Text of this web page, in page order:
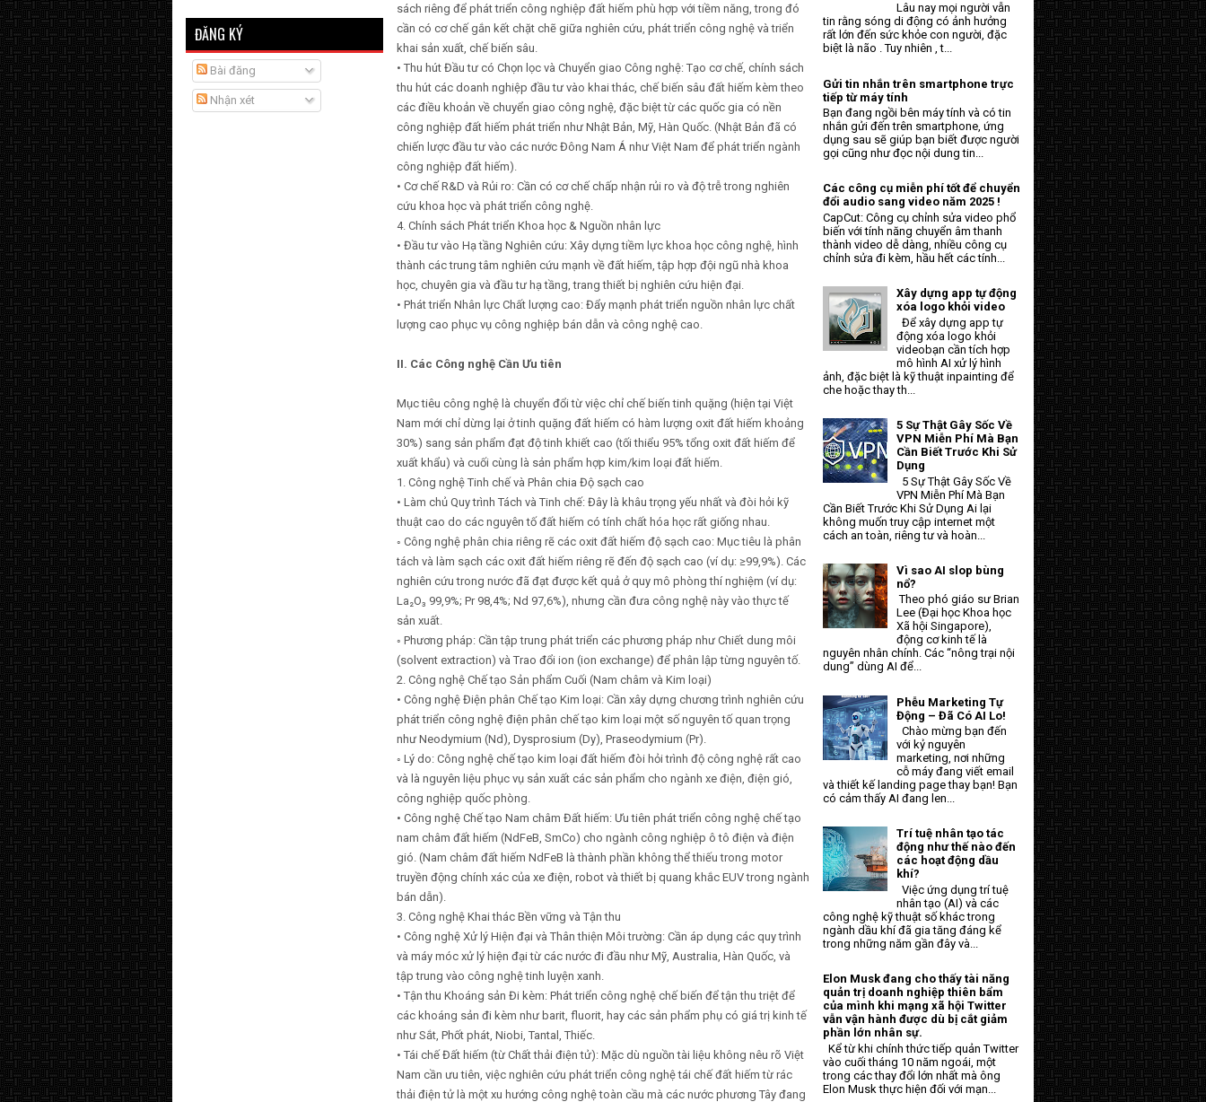
sách riêng để phát triển công nghiệp đất hiếm phù hợp với tiềm năng, trong đó
cần có cơ chế gắn kết chặt chẽ giữa nghiên cứu, phát triển công nghệ và triển
khai sản xuất, chế biến sâu.
• Thu hút Đầu tư có Chọn lọc và Chuyển giao Công nghệ: Tạo cơ chế, chính sách
thu hút các doanh nghiệp đầu tư vào khai thác, chế biến sâu đất hiếm kèm theo
các điều khoản về chuyển giao công nghệ, đặc biệt từ các quốc gia có nền
công nghiệp đất hiếm phát triển như Nhật Bản, Mỹ, Hàn Quốc. (Nhật Bản đã có
chiến lược đầu tư vào các nước Đông Nam Á như Việt Nam để phát triển ngành
công nghiệp đất hiếm).
• Cơ chế R&D và Rủi ro: Cần có cơ chế chấp nhận rủi ro và độ trễ trong nghiên
cứu khoa học và phát triển công nghệ.
4. Chính sách Phát triển Khoa học & Nguồn nhân lực
• Đầu tư vào Hạ tầng Nghiên cứu: Xây dựng tiềm lực khoa học công nghệ, hình
thành các trung tâm nghiên cứu mạnh về đất hiếm, tập hợp đội ngũ nhà khoa
học, chuyên gia và đầu tư hạ tầng, trang thiết bị nghiên cứu hiện đại.
• Phát triển Nhân lực Chất lượng cao: Đẩy mạnh phát triển nguồn nhân lực chất
lượng cao phục vụ công nghiệp bán dẫn và công nghệ cao.
II. Các Công nghệ Cần Ưu tiên
Mục tiêu công nghệ là chuyển đổi từ việc chỉ chế biến tinh quặng (hiện tại Việt
Nam mới chỉ dừng lại ở tinh quặng đất hiếm có hàm lượng oxit đất hiếm khoảng
30%) sang sản phẩm đạt độ tinh khiết cao (tối thiểu 95% tổng oxit đất hiếm để
xuất khẩu) và cuối cùng là sản phẩm hợp kim/kim loại đất hiếm.
1. Công nghệ Tinh chế và Phân chia Độ sạch cao
• Làm chủ Quy trình Tách và Tinh chế: Đây là khâu trọng yếu nhất và đòi hỏi kỹ
thuật cao do các nguyên tố đất hiếm có tính chất hóa học rất giống nhau.
◦ Công nghệ phân chia riêng rẽ các oxit đất hiếm độ sạch cao: Mục tiêu là phân
tách và làm sạch các oxit đất hiếm riêng rẽ đến độ sạch cao (ví dụ: ≥99,9%). Các
nghiên cứu trong nước đã đạt được kết quả ở quy mô phòng thí nghiệm (ví dụ:
La₂O₃ 99,9%; Pr 98,4%; Nd 97,6%), nhưng cần đưa công nghệ này vào thực tế
sản xuất.
◦ Phương pháp: Cần tập trung phát triển các phương pháp như Chiết dung môi
(solvent extraction) và Trao đổi ion (ion exchange) để phân lập từng nguyên tố.
2. Công nghệ Chế tạo Sản phẩm Cuối (Nam châm và Kim loại)
• Công nghệ Điện phân Chế tạo Kim loại: Cần xây dựng chương trình nghiên cứu
phát triển công nghệ điện phân chế tạo kim loại một số nguyên tố quan trọng
như Neodymium (Nd), Dysprosium (Dy), Praseodymium (Pr).
◦ Lý do: Công nghệ chế tạo kim loại đất hiếm đòi hỏi trình độ công nghệ rất cao
và là nguyên liệu phục vụ sản xuất các sản phẩm cho ngành xe điện, điện gió,
công nghiệp quốc phòng.
• Công nghệ Chế tạo Nam châm Đất hiếm: Ưu tiên phát triển công nghệ chế tạo
nam châm đất hiếm (NdFeB, SmCo) cho ngành công nghiệp ô tô điện và điện
gió. (Nam châm đất hiếm NdFeB là thành phần không thể thiếu trong motor
truyền động chính xác của xe điện, robot và thiết bị quang khắc EUV trong ngành
bán dẫn).
3. Công nghệ Khai thác Bền vững và Tận thu
• Công nghệ Xử lý Hiện đại và Thân thiện Môi trường: Cần áp dụng các quy trình
và máy móc xử lý hiện đại từ các nước đi đầu như Mỹ, Australia, Hàn Quốc, và
tập trung vào công nghệ tinh luyện xanh.
• Tận thu Khoáng sản Đi kèm: Phát triển công nghệ chế biến để tận thu triệt để
các khoáng sản đi kèm như barit, fluorit, hay các sản phẩm phụ có giá trị kinh tế
như Sắt, Phốt phát, Niobi, Tantal, Thiếc.
• Tái chế Đất hiếm (từ Chất thải điện tử): Mặc dù nguồn tài liệu không nêu rõ Việt
Nam cần ưu tiên, việc nghiên cứu phát triển công nghệ tái chế đất hiếm từ rác
thải điện tử là một xu hướng công nghệ toàn cầu mà các nước phương Tây đang
ĐĂNG KÝ
Bài đăng
Nhận xét
Lâu nay mọi người vẫn
tin rằng sóng di động có ảnh hưởng
rất lớn đến sức khỏe con người, đặc
biệt là não . Tuy nhiên , t...
Gửi tin nhắn trên smartphone trực
tiếp từ máy tính
Bạn đang ngồi bên máy tính và có tin
nhắn gửi đến trên smartphone, ứng
dụng sau sẽ giúp bạn biết được người
gọi cũng như đọc nội dung tin...
Các công cụ miễn phí tốt để chuyển
đổi audio sang video năm 2025 !
CapCut: Công cụ chỉnh sửa video phổ
biến với tính năng chuyển âm thanh
thành video dễ dàng, nhiều công cụ
chỉnh sửa đi kèm, hầu hết các tính...
Xây dựng app tự động
xóa logo khỏi video
Để xây dựng app tự
động xóa logo khỏi
videobạn cần tích hợp
mô hình AI xử lý hình
ảnh, đặc biệt là kỹ thuật inpainting để
che hoặc thay th...
5 Sự Thật Gây Sốc Về
VPN Miễn Phí Mà Bạn
Cần Biết Trước Khi Sử
Dụng
5 Sự Thật Gây Sốc Về
VPN Miễn Phí Mà Bạn
Cần Biết Trước Khi Sử Dụng Ai lại
không muốn truy cập internet một
cách an toàn, riêng tư và hoàn...
Vì sao AI slop bùng
nổ?
Theo phó giáo sư Brian
Lee (Đại học Khoa học
Xã hội Singapore),
động cơ kinh tế là
nguyên nhân chính. Các “nông trại nội
dung” dùng AI để...
Phễu Marketing Tự
Động – Đã Có AI Lo!
Chào mừng bạn đến
với kỷ nguyên
marketing, nơi những
cỗ máy đang viết email
và thiết kế landing page thay bạn! Bạn
có cảm thấy AI đang len...
Trí tuệ nhân tạo tác
động như thế nào đến
các hoạt động dầu
khí?
Việc ứng dụng trí tuệ
nhân tạo (AI) và các
công nghệ kỹ thuật số khác trong
ngành dầu khí đã gia tăng đáng kể
trong những năm gần đây và...
Elon Musk đang cho thấy tài năng
quản trị doanh nghiệp thiên bẩm
của mình khi mạng xã hội Twitter
vẫn vận hành được dù bị cắt giảm
phần lớn nhân sự.
Kể từ khi chính thức tiếp quản Twitter
vào cuối tháng 10 năm ngoái, một
trong các thay đổi lớn nhất mà ông
Elon Musk thực hiện đối với mạn...